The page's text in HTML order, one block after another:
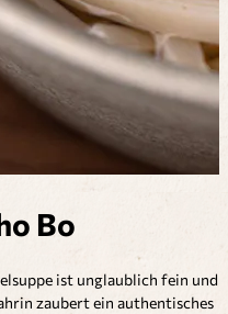
Bo
ist unglaublich fein und
zaubert ein authentisches